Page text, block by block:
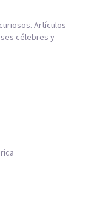
Artículos
célebres y